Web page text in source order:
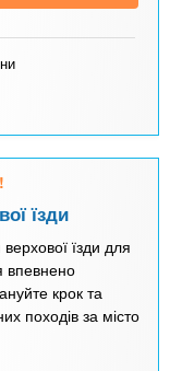
їзди
верхової їзди для
впевнено
крок та
походів за місто